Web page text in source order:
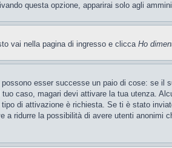
questa opzione, apparirai solo agli
vai nella pagina di ingresso e clicca Ho
esser successe un paio di cose: se il
caso, magari devi attivare la tua utenza.
di attivazione è richiesta. Se ti è stato
ridurre la possibilità di avere utenti anonimi